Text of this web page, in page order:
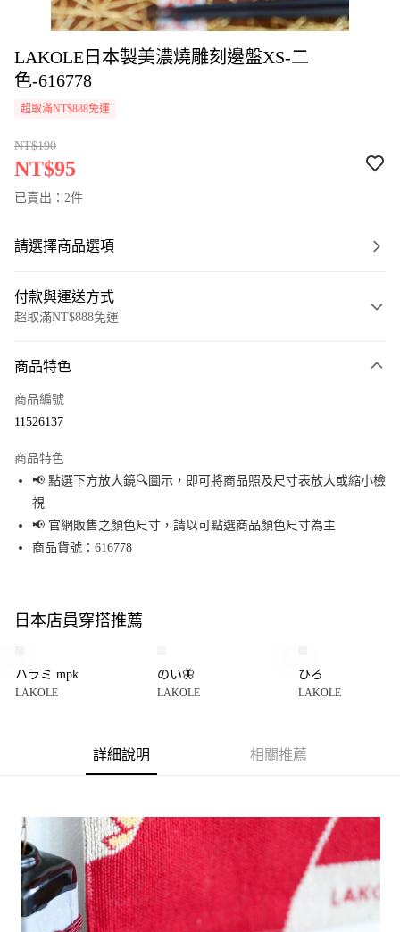
LAKOLE日本製美濃燒雕刻邊盤XS-二
色-616778
超取滿NT$888免運
NT$190
NT$95
已賣出：2件
請選擇商品選項
付款與運送方式
超取滿NT$888免運
信用卡一次付款
Apple Pay
街口支付
悠遊付
全盈+PAY
【大哥付你分期使用說明】
1.本服務由台灣大哥大提供，台灣大哥大用戶可立即使用無須另外申請。
3.實際核准額度、可分期數及費用金額請依後續交易確認頁面所載為準。
【繳款方式說明】
1.分期款項不併入電信帳單，「大哥付你分期」於每月結算日後寄送繳費提
醒簡訊。
2.透過簡訊連結打開帳單後，可選擇「超商條碼／台灣大直營門市／銀行轉
帳／街口支付／iPASS MONEY」等通路繳費。
【注意事項】
AFTEE先享後付
AFTEE先享後付是「在收到商品之後才付款」的支付方式。 讓您購物簡單便
３．安心：先確認商品／服務後，再付款。
【「AFTEE先享後付」結帳流程】
１．於結帳方式選擇「AFTEE先享後付」後，將跳轉至「AFTEE先享後付」
結帳頁面，進行簡訊認證並確認金額後，即可完成結帳。
２．訂單成立數日內，您將收到繳費通知簡訊。
３．收到繳費通知簡訊後14天內，點擊此簡訊中的連結，可透過四大超商／
每筆NT$80，滿NT$888(含以上)免運費
付款後 全家取貨
每筆NT$80，滿NT$888(含以上)免運費
7-11 取貨付款
商品特色
商品編號
11526137
商品特色
📢 點選下方放大鏡🔍圖示，即可將商品照及尺寸表放大或縮小檢
視
📢 官網販售之顏色尺寸，請以可點選商品顏色尺寸為主
商品貨號：616778
日本店員穿搭推薦
ハラミ mpk
LAKOLE
のい🦋
LAKOLE
ひろ
LAKOLE
詳細說明 相關推薦